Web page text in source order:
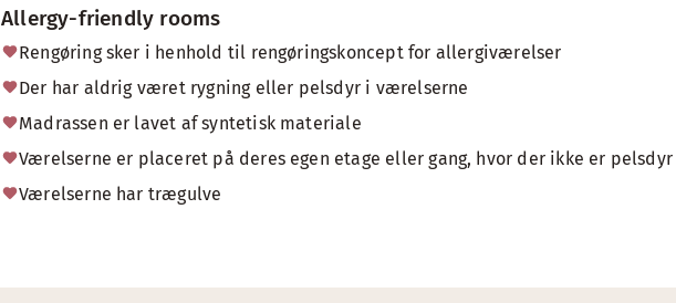
Allergy-friendly rooms
Rengøring sker i henhold til rengøringskoncept for allergiværelser
Der har aldrig været rygning eller pelsdyr i værelserne
Madrassen er lavet af syntetisk materiale
Værelserne er placeret på deres egen etage eller gang, hvor der ikke er pelsdyr
Værelserne har trægulve